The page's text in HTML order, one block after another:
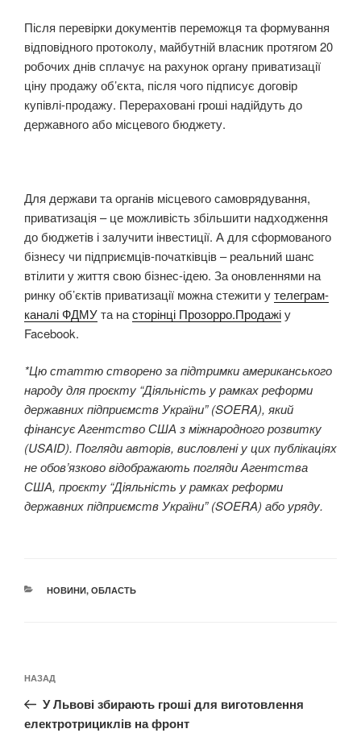
Після перевірки документів переможця та формування
відповідного протоколу, майбутній власник протягом 20
робочих днів сплачує на рахунок органу приватизації
ціну продажу об’єкта, після чого підписує договір
купівлі-продажу. Перераховані гроші надійдуть до
державного або місцевого бюджету.
Для держави та органів місцевого самоврядування,
приватизація – це можливість збільшити надходження
до бюджетів і залучити інвестиції. А для сформованого
бізнесу чи підприємців-початківців – реальний шанс
втілити у життя свою бізнес-ідею. За оновленнями на
ринку об’єктів приватизації можна стежити утелеграм-
каналі ФДМУта насторінці Прозорро.Продажіу
Facebook.
*Цю статтю створено за підтримки американського
народу для проєкту “Діяльність у рамках реформи
державних підприємств України” (SOERA), який
фінансує Агентство США з міжнародного розвитку
(USAID). Погляди авторів, висловлені у цих публікаціях
не обов’язково відображають погляди Агентства
США, проєкту “Діяльність у рамках реформи
державних підприємств України” (SOERA) або уряду.
КАТЕГОРІЇ
НОВИНИ, ОБЛАСТЬ
записів
Попередній
запис:
НАЗАД
У Львові збирають гроші для виготовлення
електротрициклів на фронт